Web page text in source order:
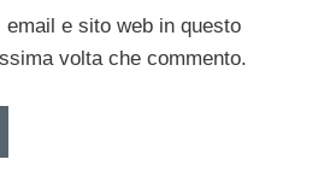
e sito web in questo
volta che commento.